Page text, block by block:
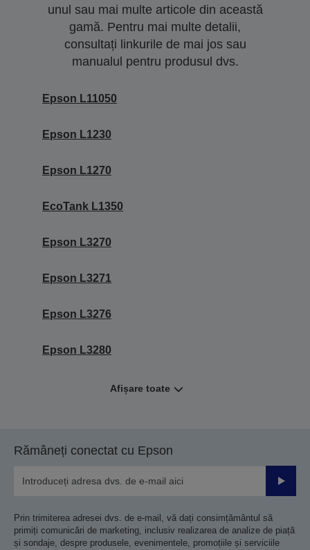
unul sau mai multe articole din această
gamă. Pentru mai multe detalii,
consultați linkurile de mai jos sau
manualul pentru produsul dvs.
Epson L11050
Epson L1230
Epson L1270
EcoTank L1350
Epson L3270
Epson L3271
Epson L3276
Epson L3280
Afișare toate
Rămâneți conectat cu Epson
Prin trimiterea adresei dvs. de e-mail, vă dați consimțământul să
primiți comunicări de marketing, inclusiv realizarea de analize de piață
și sondaje, despre produsele, evenimentele, promoțiile și serviciile